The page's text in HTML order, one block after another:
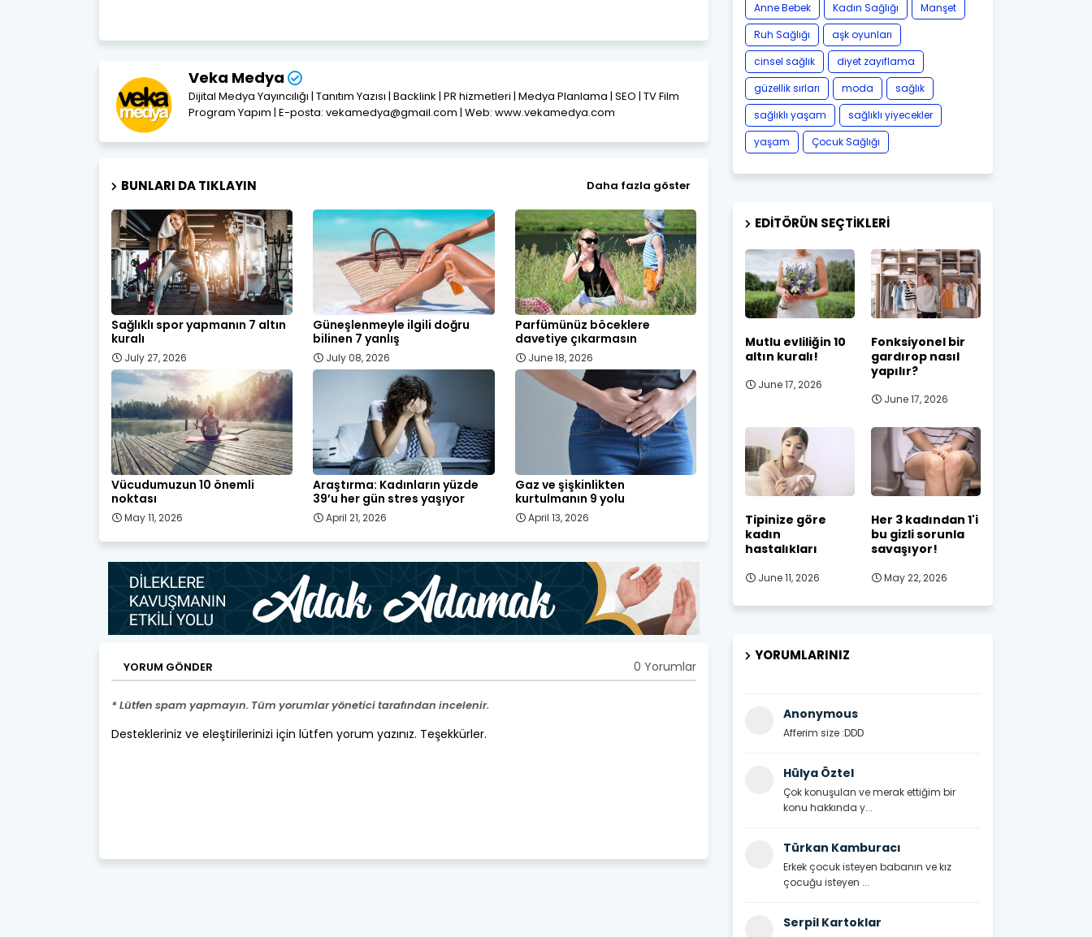
Veka Medya
Dijital Medya Yayıncılığı | Tanıtım Yazısı | Backlink | PR hizmetleri | Medya Planlama | SEO | TV Film
Program Yapım | E-posta: vekamedya@gmail.com | Web: www.vekamedya.com
BUNLARI DA TIKLAYIN Daha fazla göster
Sağlıklı spor yapmanın 7 altın
kuralı
July 27, 2026
Güneşlenmeyle ilgili doğru
bilinen 7 yanlış
July 08, 2026
Parfümünüz böceklere
davetiye çıkarmasın
June 18, 2026
Vücudumuzun 10 önemli
noktası
May 11, 2026
Araştırma: Kadınların yüzde
39’u her gün stres yaşıyor
April 21, 2026
Gaz ve şişkinlikten
kurtulmanın 9 yolu
April 13, 2026
YORUM GÖNDER 0 Yorumlar
* Lütfen spam yapmayın. Tüm yorumlar yönetici tarafından incelenir.
Destekleriniz ve eleştirilerinizi için lütfen yorum yazınız. Teşekkürler.
Anne Bebek Kadın Sağlığı
Manşet
Ruh Sağlığı
aşk oyunları
cinsel sağlık
diyet zayıflama
güzellik sırları
moda
sağlık
sağlıklı yaşam
sağlıklı yiyecekler
yaşam
Çocuk Sağlığı
EDITÖRÜN SEÇTIKLERI
Mutlu evliliğin 10
altın kuralı!
June 17, 2026
Fonksiyonel bir
gardırop nasıl
yapılır?
June 17, 2026
Tipinize göre
kadın
hastalıkları
June 11, 2026
Her 3 kadından 1'i
bu gizli sorunla
savaşıyor!
May 22, 2026
YORUMLARINIZ
Anonymous
Afferim size :DDD
Hülya Öztel
Çok konuşulan ve merak ettiğim bir
konu hakkında y...
Türkan Kamburacı
Erkek çocuk isteyen babanın ve kız
çocuğu isteyen ...
Serpil Kartoklar